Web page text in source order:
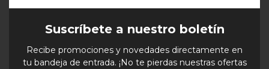
Suscríbete a nuestro boletín
Recibe promociones y novedades directamente en
tu bandeja de entrada. ¡No te pierdas nuestras ofertas